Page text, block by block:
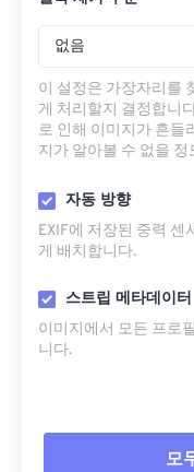
없음
이 설정은 가장자리를
게 처리할지 결정합니
로 인해 이미지가 흔들
지가 알아볼 수 없을
자동 방향
EXIF에 저장된 중력
게 배치합니다.
스트립 메타데이터
이미지에서 모든 프로
니다.
모